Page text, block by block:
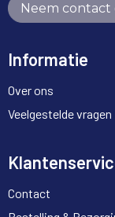
Neem contact
Informatie
Over ons
Veelgestelde vragen
Contact